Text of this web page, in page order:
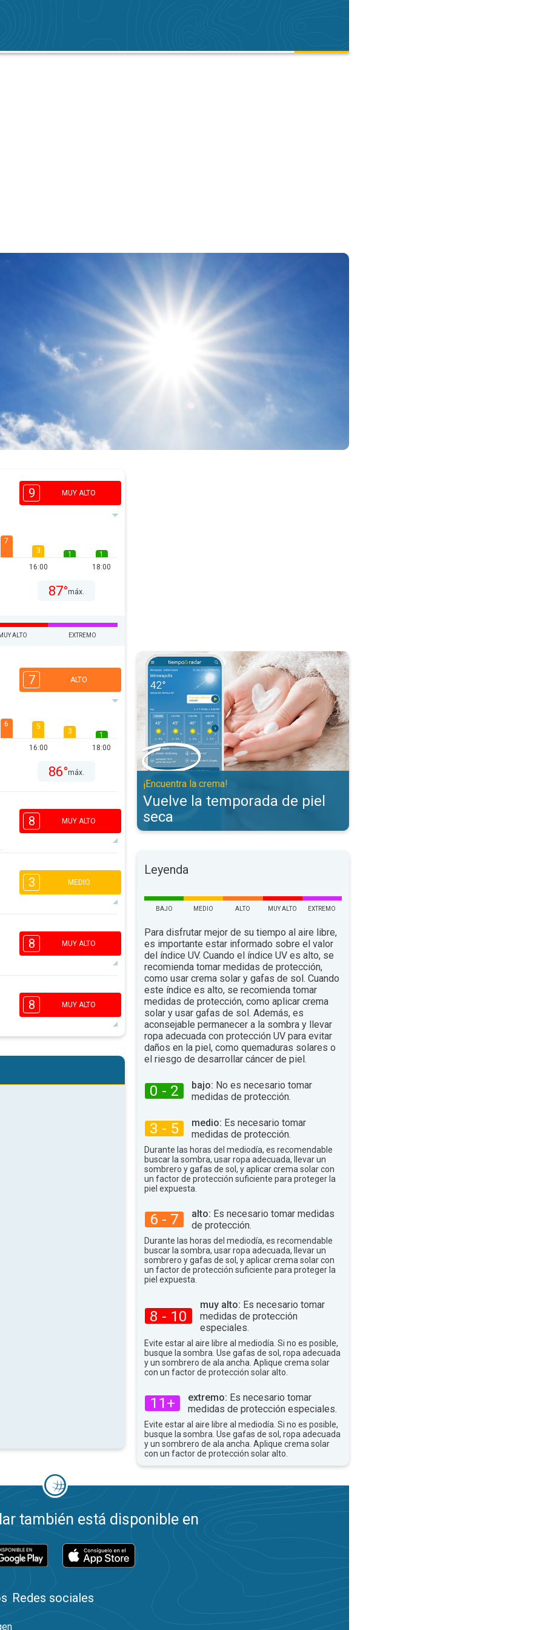
9 MUY ALTO
7
3
16:00
1
1
18:00
87°máx.
MUY ALTO EXTREMO
7 ALTO
6 5
16:00
3
1
18:00
86°máx.
8 MUY ALTO
5
16:00
85°máx.
3 MEDIO
16:00
18:00
8 MUY ALTO
5
16:00
84°máx.
8 MUY ALTO
5
Vuelve la temporada de piel seca. ¡Encuentra la crema!. . .
¡Encuentra la crema!
Vuelve la temporada de piel
seca
Leyenda
BAJO MEDIO ALTO MUY ALTO EXTREMO
Para disfrutar mejor de su tiempo al aire libre,
es importante estar informado sobre el valor
del índice UV. Cuando el índice UV es alto, se
recomienda tomar medidas de protección,
como usar crema solar y gafas de sol. Cuando
este índice es alto, se recomienda tomar
medidas de protección, como aplicar crema
solar y usar gafas de sol. Además, es
aconsejable permanecer a la sombra y llevar
ropa adecuada con protección UV para evitar
daños en la piel, como quemaduras solares o
el riesgo de desarrollar cáncer de piel.
0 - 2 bajo: No es necesario tomar
medidas de protección.
3 - 5 medio: Es necesario tomar
medidas de protección.
Durante las horas del mediodía, es recomendable
buscar la sombra, usar ropa adecuada, llevar un
sombrero y gafas de sol, y aplicar crema solar con
un factor de protección suficiente para proteger la
piel expuesta.
6 - 7 alto: Es necesario tomar medidas
de protección.
Durante las horas del mediodía, es recomendable
buscar la sombra, usar ropa adecuada, llevar un
sombrero y gafas de sol, y aplicar crema solar con
un factor de protección suficiente para proteger la
piel expuesta.
8 - 10
muy alto: Es necesario tomar
medidas de protección
especiales.
Evite estar al aire libre al mediodía. Si no es posible,
busque la sombra. Use gafas de sol, ropa adecuada
y un sombrero de ala ancha. Aplique crema solar
con un factor de protección solar alto.
11+ extremo: Es necesario tomar
medidas de protección especiales.
Evite estar al aire libre al mediodía. Si no es posible,
busque la sombra. Use gafas de sol, ropa adecuada
y un sombrero de ala ancha. Aplique crema solar
con un factor de protección solar alto.
también está disponible en
Redes sociales